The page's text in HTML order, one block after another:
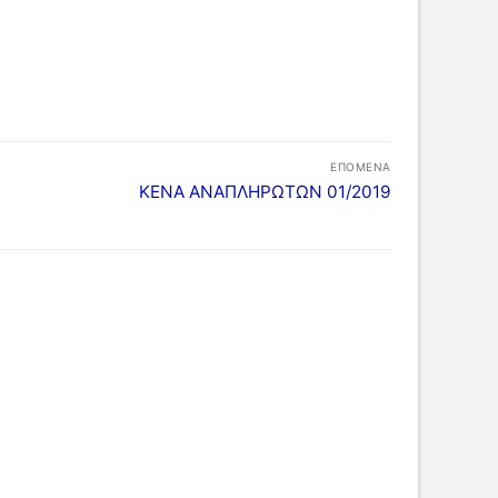
ΕΠΌΜΕΝΑ
Επόμενο
ΚΕΝΑ ΑΝΑΠΛΗΡΩΤΩΝ 01/2019